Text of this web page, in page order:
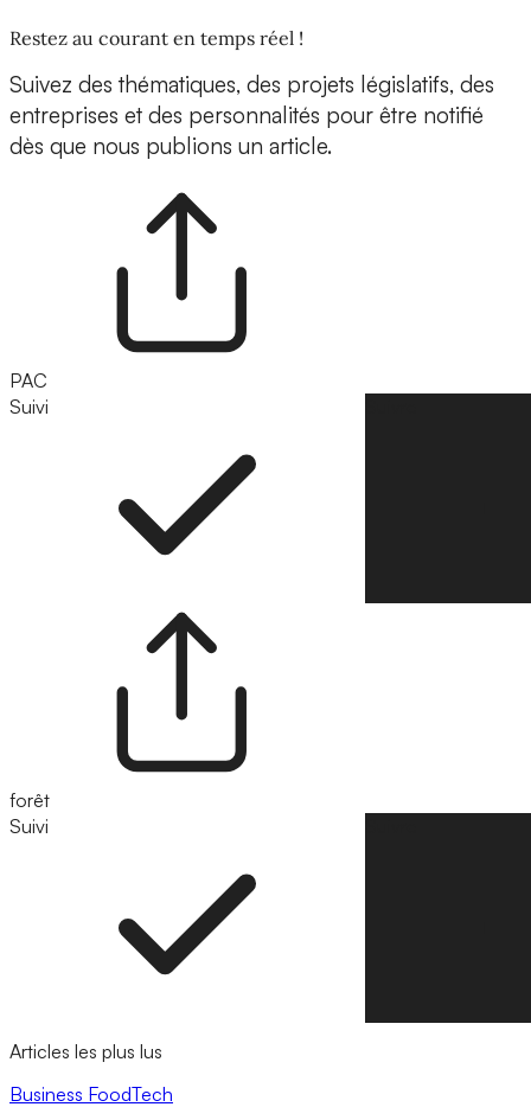
Restez au courant en temps réel !
Suivez des thématiques, des projets législatifs, des
entreprises et des personnalités pour être notifié
dès que nous publions un article.
PAC
Suivi
forêt
Suivi
Articles les plus lus
Business FoodTech